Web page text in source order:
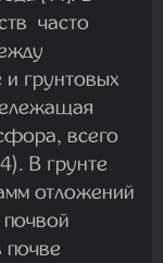
часто
грунтовых
всего
В грунте
отложений
почвой